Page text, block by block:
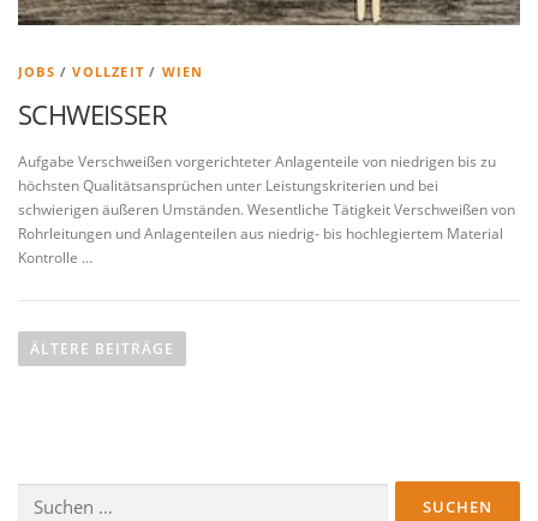
JOBS /VOLLZEIT / WIEN
SCHWEISSER
Aufgabe Verschweißen vorgerichteter Anlagenteile von niedrigen bis zu
höchsten Qualitätsansprüchen unter Leistungskriterien und bei
schwierigen äußeren Umständen. Wesentliche Tätigkeit Verschweißen von
Rohrleitungen und Anlagenteilen aus niedrig- bis hochlegiertem Material
Kontrolle …
eÄLTERE BEITRÄGE